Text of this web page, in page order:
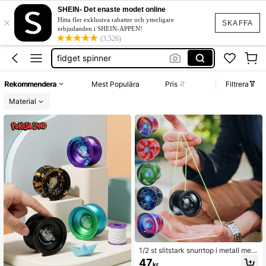
SKAFFA
×
SHEIN- Det enaste modet online
Hitta fler exklusiva rabatter och ytterligare
erbjudanden i SHEIN-APPEN!
(3,526)
finger spinner
yoyo
jojo
fidget spinner
yoyo
Rekommendera Mest Populära Pris
Filtrera
Material
1/2 st slitstark snurrtop i metall med
avtagbar sträng - lämplig för nybörj
47kr